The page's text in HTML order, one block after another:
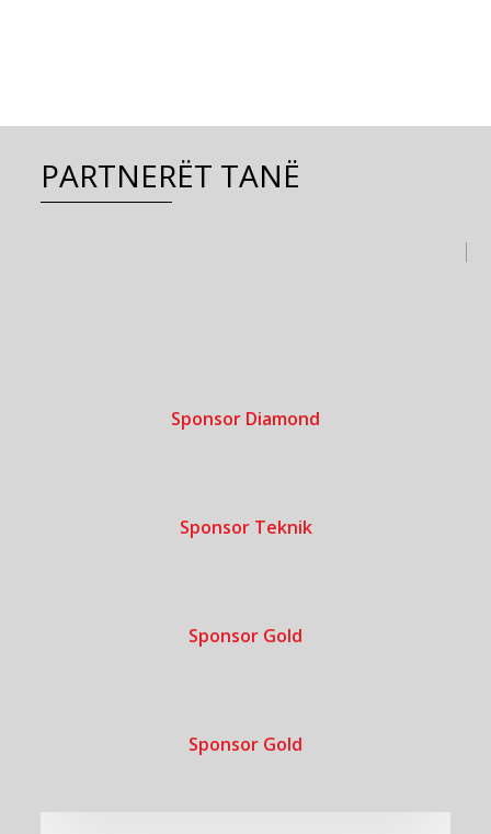
PARTNERËT TANË
Sponsor Diamond
Sponsor Teknik
Sponsor Gold
Sponsor Gold